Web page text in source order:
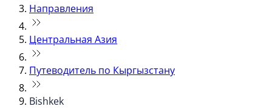
Направления
Центральная Азия
Путеводитель по Кыргызстану
Bishkek